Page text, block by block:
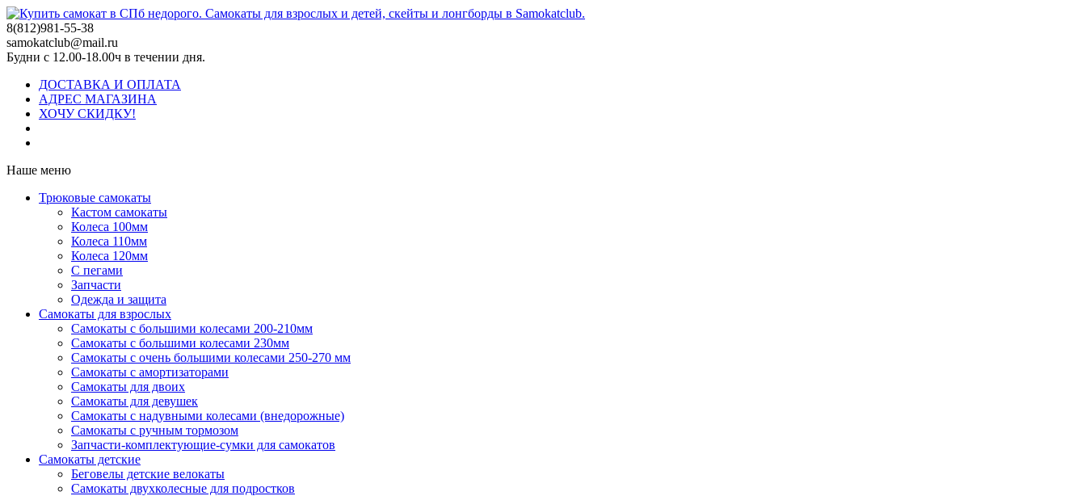
8(812)981-55-38
samokatclub@mail.ru
Будни с 12.00-18.00ч в течении дня.
ДОСТАВКА И ОПЛАТА
АДРЕС МАГАЗИНА
ХОЧУ СКИДКУ!
Наше меню
Трюковые самокаты
Кастом самокаты
Колеса 100мм
Колеса 110мм
Колеса 120мм
С пегами
Запчасти
Одежда и защита
Самокаты для взрослых
Самокаты с большими колесами 200-210мм
Самокаты с большими колесами 230мм
Самокаты с очень большими колесами 250-270 мм
Самокаты с амортизаторами
Самокаты для двоих
Самокаты для девушек
Самокаты с надувными колесами (внедорожные)
Самокаты с ручным тормозом
Запчасти-комплектующие-сумки для самокатов
Самокаты детские
Беговелы детские велокаты
Самокаты двухколесные для подростков